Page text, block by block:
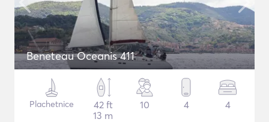
Beneteau Oceanis 411
Plachetnice
42 ft
13 m
10 4 4